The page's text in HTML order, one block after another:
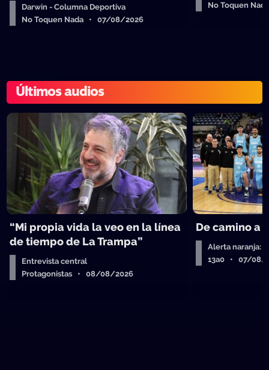
Darwin - Columna Deportiva
No Toquen Nada • 07/08/2026
No Toquen
Últimos audios
“Mi propia vida la veo en la línea
de tiempo de La Trampa”
Entrevista central
Protagonistas • 08/08/2026
De camino a
Alerta naranja:
13a0 • 07/08/